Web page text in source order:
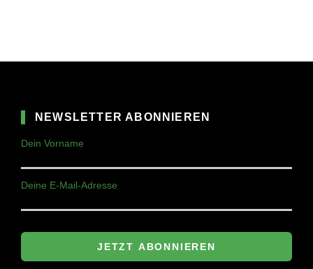
NEWSLETTER ABONNIEREN
Dein Vorname
Deine E-Mail-Adresse